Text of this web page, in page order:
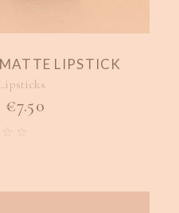
LIPSTICK
Lipsticks
€7.50